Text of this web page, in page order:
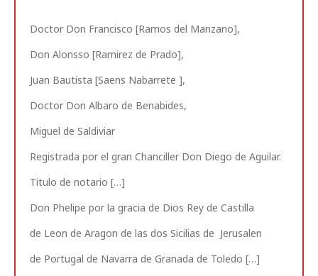
Doctor Don Francisco [Ramos del Manzano],
Don Alonsso [Ramirez de Prado],
Juan Bautista [Saens Nabarrete ],
Doctor Don Albaro de Benabides,
Miguel de Saldiviar
Registrada por el gran Chanciller Don Diego de Aguilar.
Titulo de notario […]
Don Phelipe por la gracia de Dios Rey de Castilla
de Leon de Aragon de las dos Sicilias de Jerusalen
de Portugal de Navarra de Granada de Toledo […]